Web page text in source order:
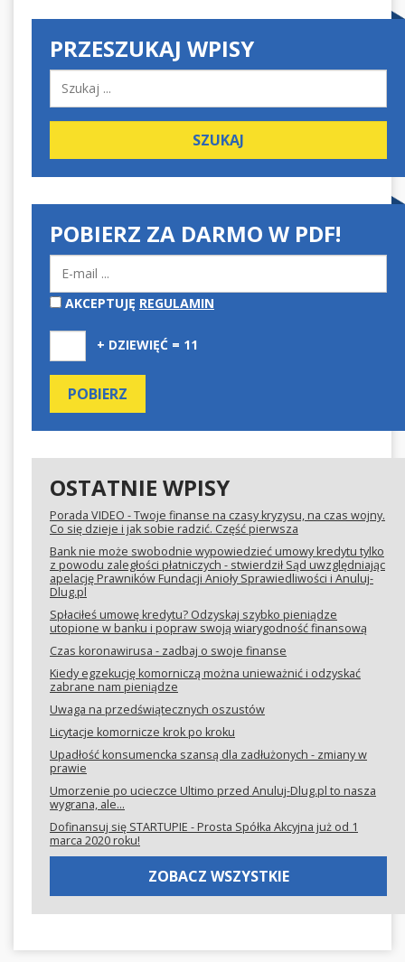
PRZESZUKAJ WPISY
POBIERZ ZA DARMO W PDF!
AKCEPTUJĘ REGULAMIN
+ DZIEWIĘĆ = 11
OSTATNIE WPISY
Porada VIDEO - Twoje finanse na czasy kryzysu, na czas wojny.
Co się dzieje i jak sobie radzić. Część pierwsza
Bank nie może swobodnie wypowiedzieć umowy kredytu tylko
z powodu zaległości płatniczych - stwierdził Sąd uwzględniając
apelację Prawników Fundacji Anioły Sprawiedliwości i Anuluj-
Dlug.pl
Spłaciłeś umowę kredytu? Odzyskaj szybko pieniądze
utopione w banku i popraw swoją wiarygodność finansową
Czas koronawirusa - zadbaj o swoje finanse
Kiedy egzekucję komorniczą można unieważnić i odzyskać
zabrane nam pieniądze
Uwaga na przedświątecznych oszustów
Licytacje komornicze krok po kroku
Upadłość konsumencka szansą dla zadłużonych - zmiany w
prawie
Umorzenie po ucieczce Ultimo przed Anuluj-Dlug.pl to nasza
wygrana, ale...
Dofinansuj się STARTUPIE - Prosta Spółka Akcyjna już od 1
marca 2020 roku!
ZOBACZ WSZYSTKIE